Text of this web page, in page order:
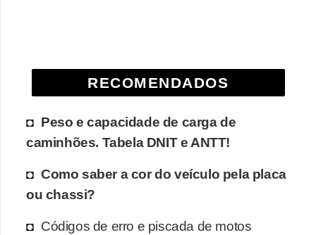
RECOMENDADOS
Peso e capacidade de carga de
caminhões. Tabela DNIT e ANTT!
Como saber a cor do veículo pela placa
ou chassi?
Códigos de erro e piscada de motos
f
a
d
C
o
m